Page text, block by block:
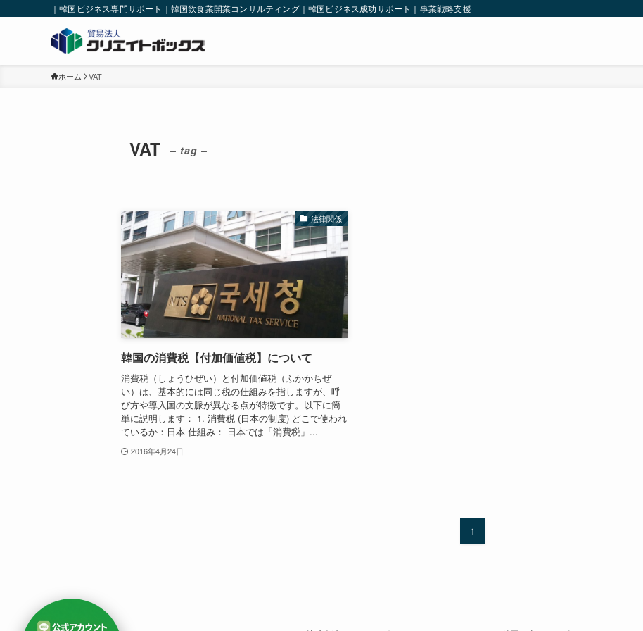
｜韓国ビジネス専門サポート｜韓国飲食業開業コンサルティング｜韓国ビジネス成功サポート｜事業戦略支援｜韓国法人設立｜輸出入支援｜
ホーム VAT
VAT – tag –
法律関係
韓国の消費税【付加価値税】について
消費税（しょうひぜい）と付加価値税（ふかかちぜ
い）は、基本的には同じ税の仕組みを指しますが、呼
び方や導入国の文脈が異なる点が特徴です。以下に簡
単に説明します： 1. 消費税 (日本の制度) どこで使われ
ているか：日本 仕組み： 日本では「消費税」...
2016年4月24日
1